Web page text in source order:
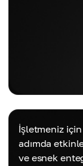
İşletmeniz
adımda
ve esnek